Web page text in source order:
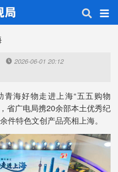
2026-06-01 20:12
海好物走进上海“五五购物
省广电局携20余部本土优秀纪
件特色文创产品亮相上海。